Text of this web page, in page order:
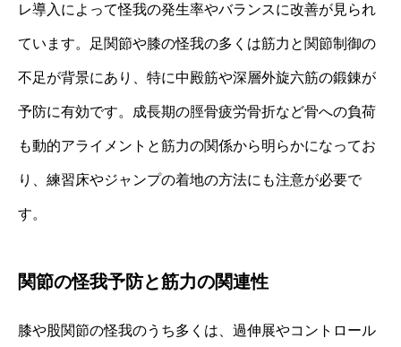
レ導入によって怪我の発生率やバランスに改善が見られ
ています。足関節や膝の怪我の多くは筋力と関節制御の
不足が背景にあり、特に中殿筋や深層外旋六筋の鍛錬が
予防に有効です。成長期の脛骨疲労骨折など骨への負荷
も動的アライメントと筋力の関係から明らかになってお
り、練習床やジャンプの着地の方法にも注意が必要で
す。
関節の怪我予防と筋力の関連性
膝や股関節の怪我のうち多くは、過伸展やコントロール